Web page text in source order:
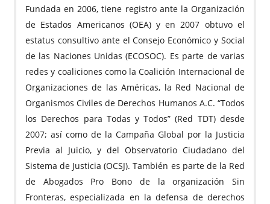
Fundada en 2006, tiene registro ante la Organización
de Estados Americanos (OEA) y en 2007 obtuvo el
estatus consultivo ante el Consejo Económico y Social
de las Naciones Unidas (ECOSOC). Es parte de varias
redes y coaliciones como la Coalición Internacional de
Organizaciones de las Américas, la Red Nacional de
Organismos Civiles de Derechos Humanos A.C. “Todos
los Derechos para Todas y Todos” (Red TDT) desde
2007; así como de la Campaña Global por la Justicia
Previa al Juicio, y del Observatorio Ciudadano del
Sistema de Justicia (OCSJ). También es parte de la Red
de Abogados Pro Bono de la organización Sin
Fronteras, especializada en la defensa de derechos